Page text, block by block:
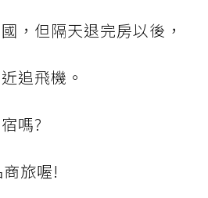
，但隔天退完房以後，
追飛機。
嗎?
旅喔!